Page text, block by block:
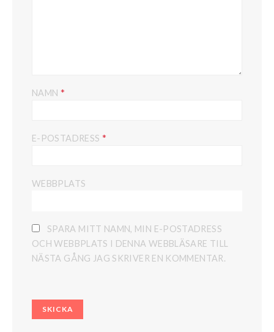
NAMN *
E-POSTADRESS *
WEBBPLATS
SPARA MITT NAMN, MIN E-POSTADRESS
OCH WEBBPLATS I DENNA WEBBLÄSARE TILL
NÄSTA GÅNG JAG SKRIVER EN KOMMENTAR.